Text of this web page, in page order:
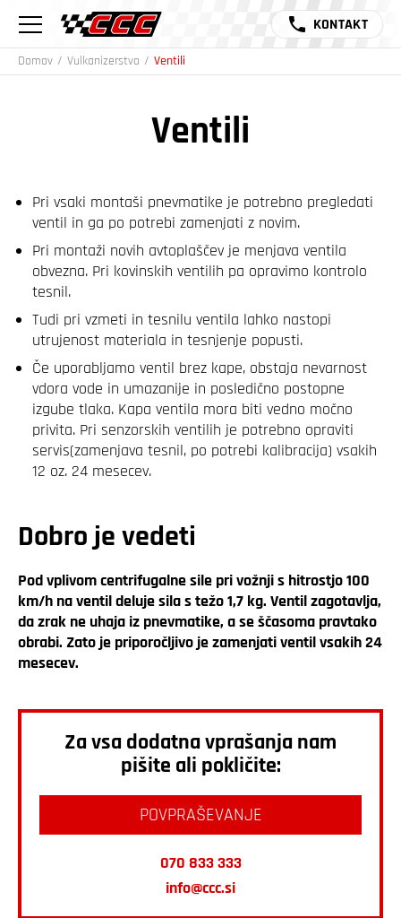
KONTAKT
Domov / Vulkanizerstvo / Ventili
Ventili
Pri vsaki montaši pnevmatike je potrebno pregledati
ventil in ga po potrebi zamenjati z novim.
Pri montaži novih avtoplaščev je menjava ventila
obvezna. Pri kovinskih ventilih pa opravimo kontrolo
tesnil.
Tudi pri vzmeti in tesnilu ventila lahko nastopi
utrujenost materiala in tesnjenje popusti.
Če uporabljamo ventil brez kape, obstaja nevarnost
vdora vode in umazanije in posledično postopne
izgube tlaka. Kapa ventila mora biti vedno močno
privita. Pri senzorskih ventilih je potrebno opraviti
servis(zamenjava tesnil, po potrebi kalibracija) vsakih
12 oz. 24 mesecev.
Dobro je vedeti
Pod vplivom centrifugalne sile pri vožnji s hitrostjo 100
km/h na ventil deluje sila s težo 1,7 kg. Ventil zagotavlja,
da zrak ne uhaja iz pnevmatike, a se ščasoma pravtako
obrabi. Zato je priporočljivo je zamenjati ventil vsakih 24
mesecev.
Za vsa dodatna vprašanja nam
pišite ali pokličite:
POVPRAŠEVANJE
070 833 333
info@ccc.si